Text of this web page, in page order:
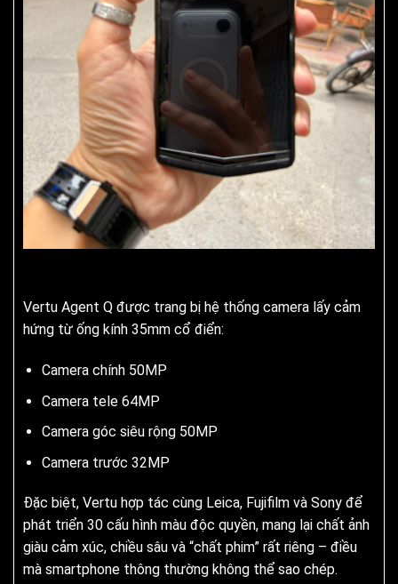
Vertu Agent Q được trang bị hệ thống camera lấy cảm
hứng từ ống kính 35mm cổ điển:
Camera chính 50MP
Camera tele 64MP
Camera góc siêu rộng 50MP
Camera trước 32MP
Đặc biệt, Vertu hợp tác cùng Leica, Fujifilm và Sony để
phát triển 30 cấu hình màu độc quyền, mang lại chất ảnh
giàu cảm xúc, chiều sâu và “chất phim” rất riêng – điều
mà smartphone thông thường không thể sao chép.